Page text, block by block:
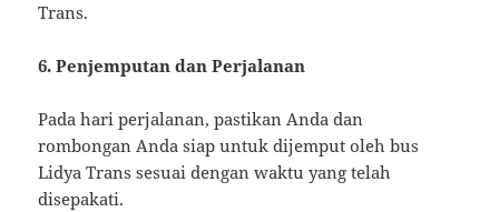
Trans.
6. Penjemputan dan Perjalanan
Pada hari perjalanan, pastikan Anda dan
rombongan Anda siap untuk dijemput oleh bus
Lidya Trans sesuai dengan waktu yang telah
disepakati.